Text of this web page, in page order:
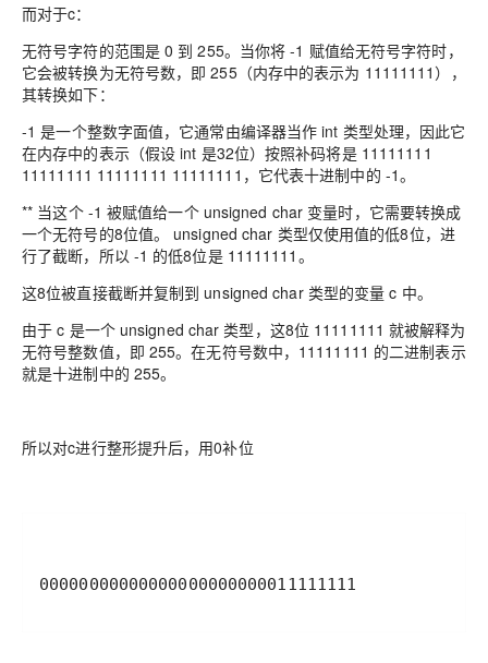
而对于c：
无符号字符的范围是 0 到 255。当你将 -1 赋值给无符号字符时，
它会被转换为无符号数，即 255（内存中的表示为 11111111），
其转换如下：
-1 是一个整数字面值，它通常由编译器当作 int 类型处理，因此它
在内存中的表示（假设 int 是32位）按照补码将是 11111111
11111111 11111111 11111111，它代表十进制中的 -1。
** 当这个 -1 被赋值给一个 unsigned char 变量时，它需要转换成
一个无符号的8位值。 unsigned char 类型仅使用值的低8位，进
行了截断，所以 -1 的低8位是 11111111。
这8位被直接截断并复制到 unsigned char 类型的变量 c 中。
由于 c 是一个 unsigned char 类型，这8位 11111111 就被解释为
无符号整数值，即 255。在无符号数中，11111111 的二进制表示
就是十进制中的 255。
所以对c进行整形提升后，用0补位
00000000000000000000000011111111